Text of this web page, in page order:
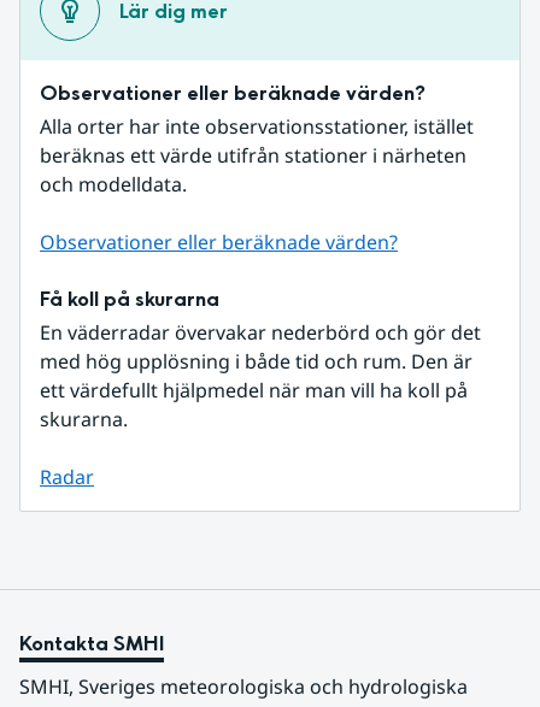
Lär dig mer
Observationer eller beräknade värden?
Alla orter har inte observationsstationer, istället
beräknas ett värde utifrån stationer i närheten
och modelldata.
Observationer eller beräknade värden?
Få koll på skurarna
En väderradar övervakar nederbörd och gör det
med hög upplösning i både tid och rum. Den är
ett värdefullt hjälpmedel när man vill ha koll på
skurarna.
Radar
Kontakta SMHI
SMHI, Sveriges meteorologiska och hydrologiska